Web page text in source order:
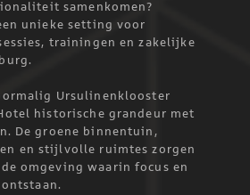
samenkomen?
unieke setting voor
trainingen en zakelijke
Ursulinenklooster
historische grandeur met
De groene binnentuin,
en stijlvolle ruimtes zorgen
omgeving waarin focus en